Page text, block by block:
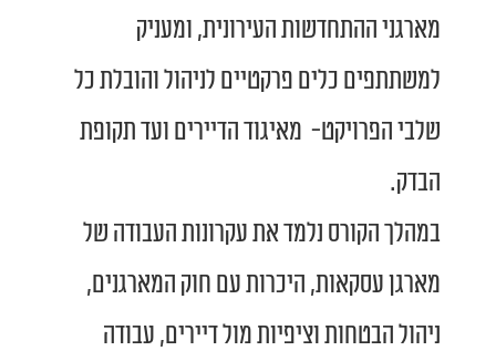
מארגני ההתחדשות העירונית, ומעניק
למשתתפים כלים פרקטיים לניהול והובלת כל
שלבי הפרויקט- מאיגוד הדיירים ועד תקופת
הבדק.
במהלך הקורס נלמד את עקרונות העבודה של
מארגן עסקאות, היכרות עם חוק המארגנים,
ניהול הבטחות וציפיות מול דיירים, עבודה